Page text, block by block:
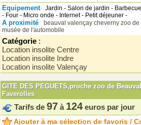
Equipement
Jardin - Salon de jardin -
- Four - Micro onde - Internet - Petit déjeuner -
A proximité beauval valençay cheverny zoo de
musée de l'automobile
Catégorie :
Location insolite Centre
Location insolite Indre
Location insolite Valençay
GITE DES PEGUETS,proche zoo de
Faverolles
Tarifs de 97 à 124 euros par jour
Ajouter à ma sélection de favoris /